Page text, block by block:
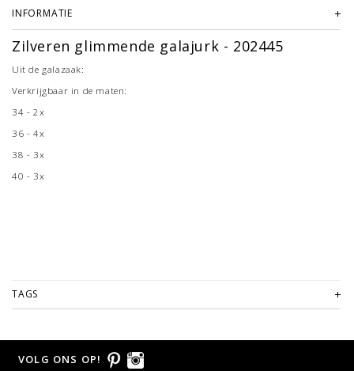
INFORMATIE
Zilveren glimmende galajurk - 202445
Uit de galazaak:
Verkrijgbaar in de maten:
34 - 2x
36 - 4x
38 - 3x
40 - 3x
TAGS
VOLG ONS OP!